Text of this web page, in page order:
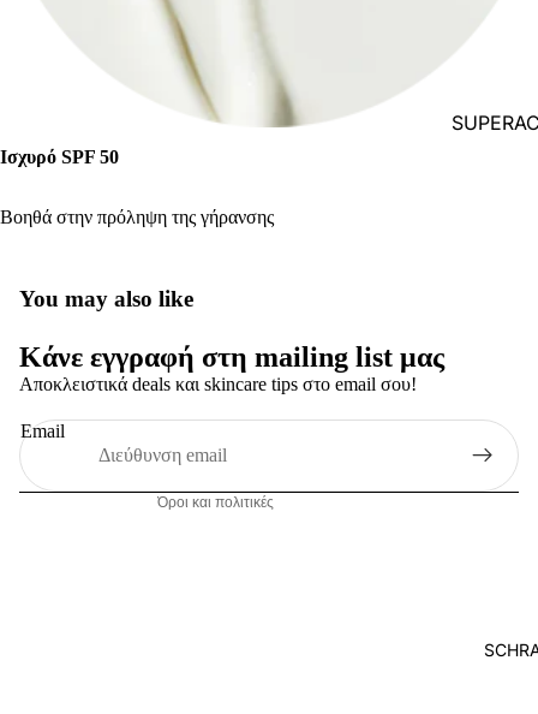
BLEMISH
ECZEMA
Ισχυρό SPF 50
Βοηθά στην πρόληψη της γήρανσης
You may also like
Κάνε εγγραφή στη mailing list μας
Αποκλειστικά deals και skincare tips στο email σου!
Email
Όροι και πολιτικές
Πολιτική απορρήτου
Πολιτική επιστροφής χρημάτων
Πληροφορίες επικοινωνίας
Πολιτική αποστολής
Νομική ειδοποίηση